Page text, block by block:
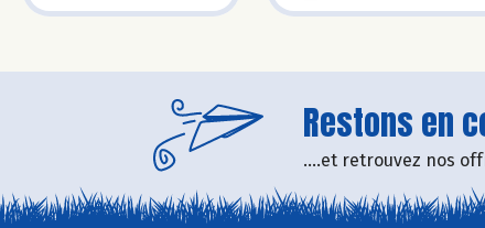
Restons en
....et retrouvez nos